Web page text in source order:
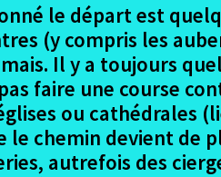
le départ est
(y compris les
Il y a toujours
faire une course
ou cathédrales
chemin devient de
autrefois des